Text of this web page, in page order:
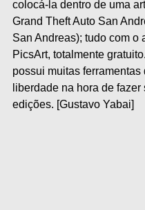
colocá-la dentro de uma
Grand Theft Auto San
San Andreas); tudo com o
PicsArt, totalmente
possui muitas ferramentas
liberdade na hora de fazer
edições. [Gustavo Yabai]